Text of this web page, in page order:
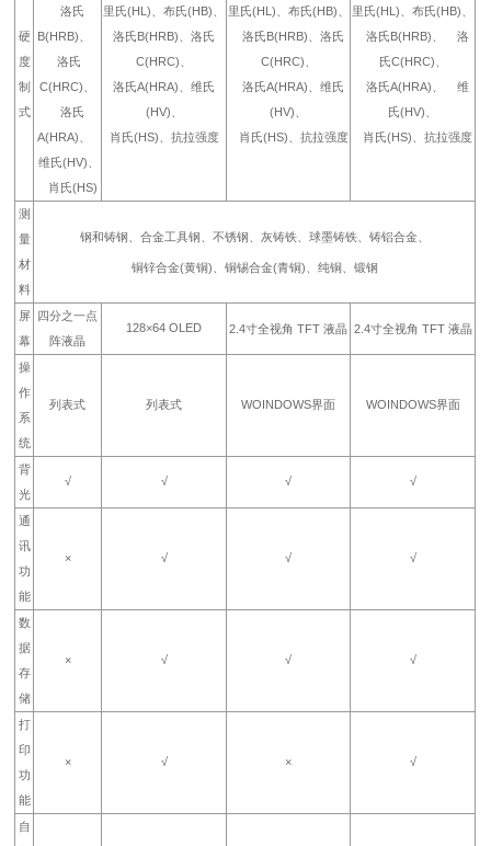
硬
度
制
式
洛氏
B(HRB)、
洛氏
C(HRC)、
洛氏
A(HRA)、
维氏(HV)、
肖氏(HS)
里氏(HL)、布氏(HB)、
洛氏B(HRB)、洛氏
C(HRC)、
洛氏A(HRA)、维氏
(HV)、
肖氏(HS)、抗拉强度
里氏(HL)、布氏(HB)、
洛氏B(HRB)、洛氏
C(HRC)、
洛氏A(HRA)、维氏
(HV)、
肖氏(HS)、抗拉强度
里氏(HL)、布氏(HB)、
洛氏B(HRB)、 洛
氏C(HRC)、
洛氏A(HRA)、 维
氏(HV)、
肖氏(HS)、抗拉强度
测
量
材
料
钢和铸钢、合金工具钢、不锈钢、灰铸铁、球墨铸铁、铸铝合金、
铜锌合金(黄铜)、铜锡合金(青铜)、纯铜、锻钢
屏
幕
四分之一点
阵液晶
128×64 OLED 2.4寸全视角 TFT 液晶 2.4寸全视角 TFT 液晶
操
作
系
统
列表式 列表式 WOINDOWS界面 WOINDOWS界面
背
光
√ √ √ √
通
讯
功
能
× √ √ √
数
据
存
储
× √ √ √
打
印
功
能
× √ × √
自